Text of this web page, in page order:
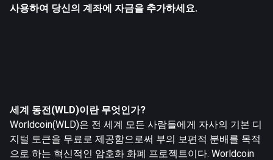
사용하여 당신의 계좌에 자금을 추가하세요.
세계 동전(WLD)이란 무엇인가?
Worldcoin(WLD)은 전 세계 모든 사람들에게 자사의 기본 디
지털 토큰을 무료로 제공함으로써 부의 보편적 분배를 목적
으로 하는 혁신적인 암호화 화폐 프로젝트이다. Worldcoin